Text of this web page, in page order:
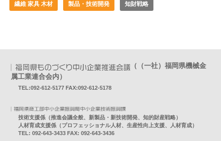
繊維 家具 木材 製品・技術開発 知財戦略
（（一社）福岡県機械金
属工業連合会内）
TEL:092-612-5177 FAX:092-612-5178
技術支援係（推進会議全般、新製品・新技術開発、知的財産戦略）
人材育成支援係（プロフェッショナル人材、生産性向上支援、人材育成）
TEL: 092-643-3433 FAX: 092-643-3436